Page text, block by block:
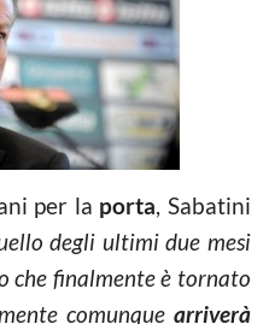
per la porta, Sabatini
degli ultimi due mesi
che finalmente è tornato
comunque arriverà